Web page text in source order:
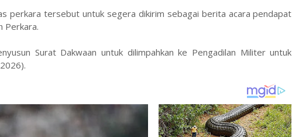
perkara tersebut untuk segera dikirim sebagai berita acara pendapat
Perkara.
Surat Dakwaan untuk dilimpahkan ke Pengadilan Militer untuk